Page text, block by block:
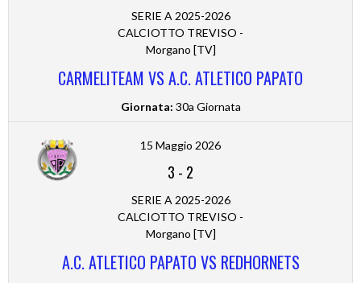
SERIE A 2025-2026
CALCIOTTO TREVISO -
Morgano [TV]
CARMELITEAM VS A.C. ATLETICO PAPATO
Giornata: 30a Giornata
15 Maggio 2026
3 - 2
SERIE A 2025-2026
CALCIOTTO TREVISO -
Morgano [TV]
A.C. ATLETICO PAPATO VS REDHORNETS